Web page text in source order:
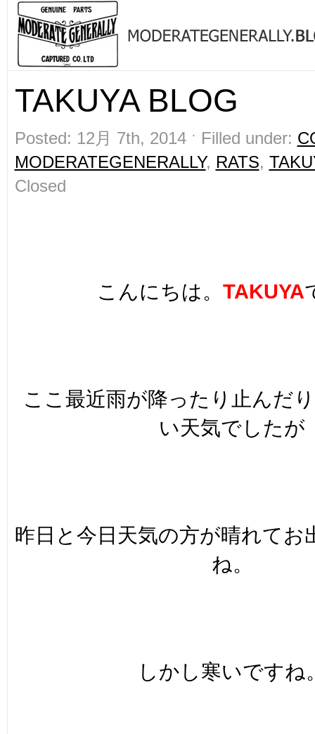
TAKUYA BLOG
Posted: 12月 7th, 2014 ˑ Filled under:
MODERATEGENERALLY, RATS,
Closed
こんにちは。 TAKUYA
ここ最近雨が降ったり止んだ
い天気でしたが
昨日と今日天気の方が晴れてお
ね。
しかし寒いですね